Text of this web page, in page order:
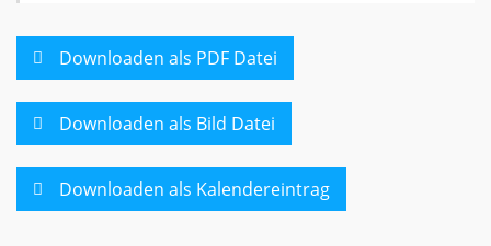
Downloaden als PDF Datei
Downloaden als Bild Datei
Downloaden als Kalendereintrag